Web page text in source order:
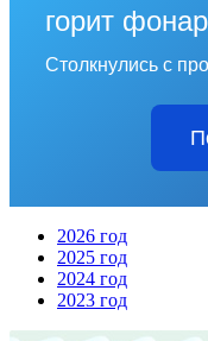
горит
Столкнулись с
2026 год
2025 год
2024 год
2023 год